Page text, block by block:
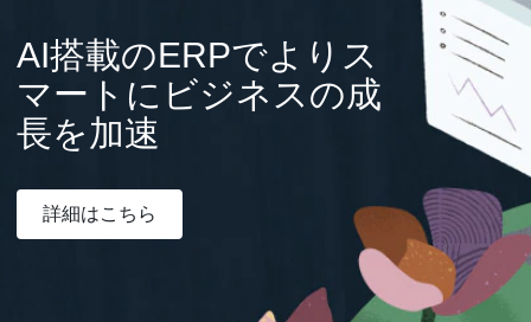
AI搭載のERPでよりス
マートにビジネスの成
長を加速
詳細はこちら